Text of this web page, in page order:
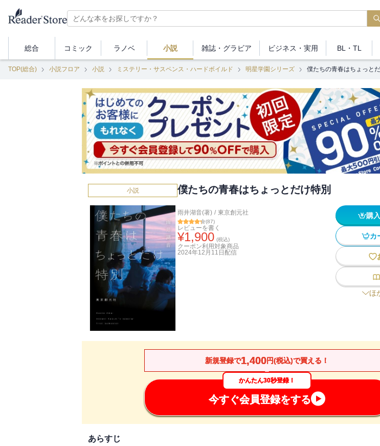
総合 コミック ラノベ 小説 雑誌・ グラビア ビジネス ・実用 BL・TL
TOP(総合) 小説フロア 小説 ミステリー・サスペンス・ハードボイルド 明星学園シリーズ 僕たちの青春はちょっと
小説 僕たちの青春はちょっとだけ特別
雨井湖音(著) / 東京創元社
(87)
レビューを書く
¥1,900 (税込)
クーポン利用対象商品
2024年12月11日 配信
購
カ
ほ
新規登録で1,400円(税込)で買える！
かんたん30秒登録！
今すぐ会員登録をする
あらすじ